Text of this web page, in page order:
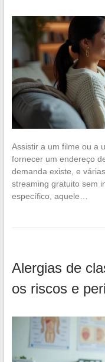
Assistir a um filme ou a
fornecer um endereço
demanda existe, e
streaming gratuito sem
específico, aquele…
Alergias de
os riscos e